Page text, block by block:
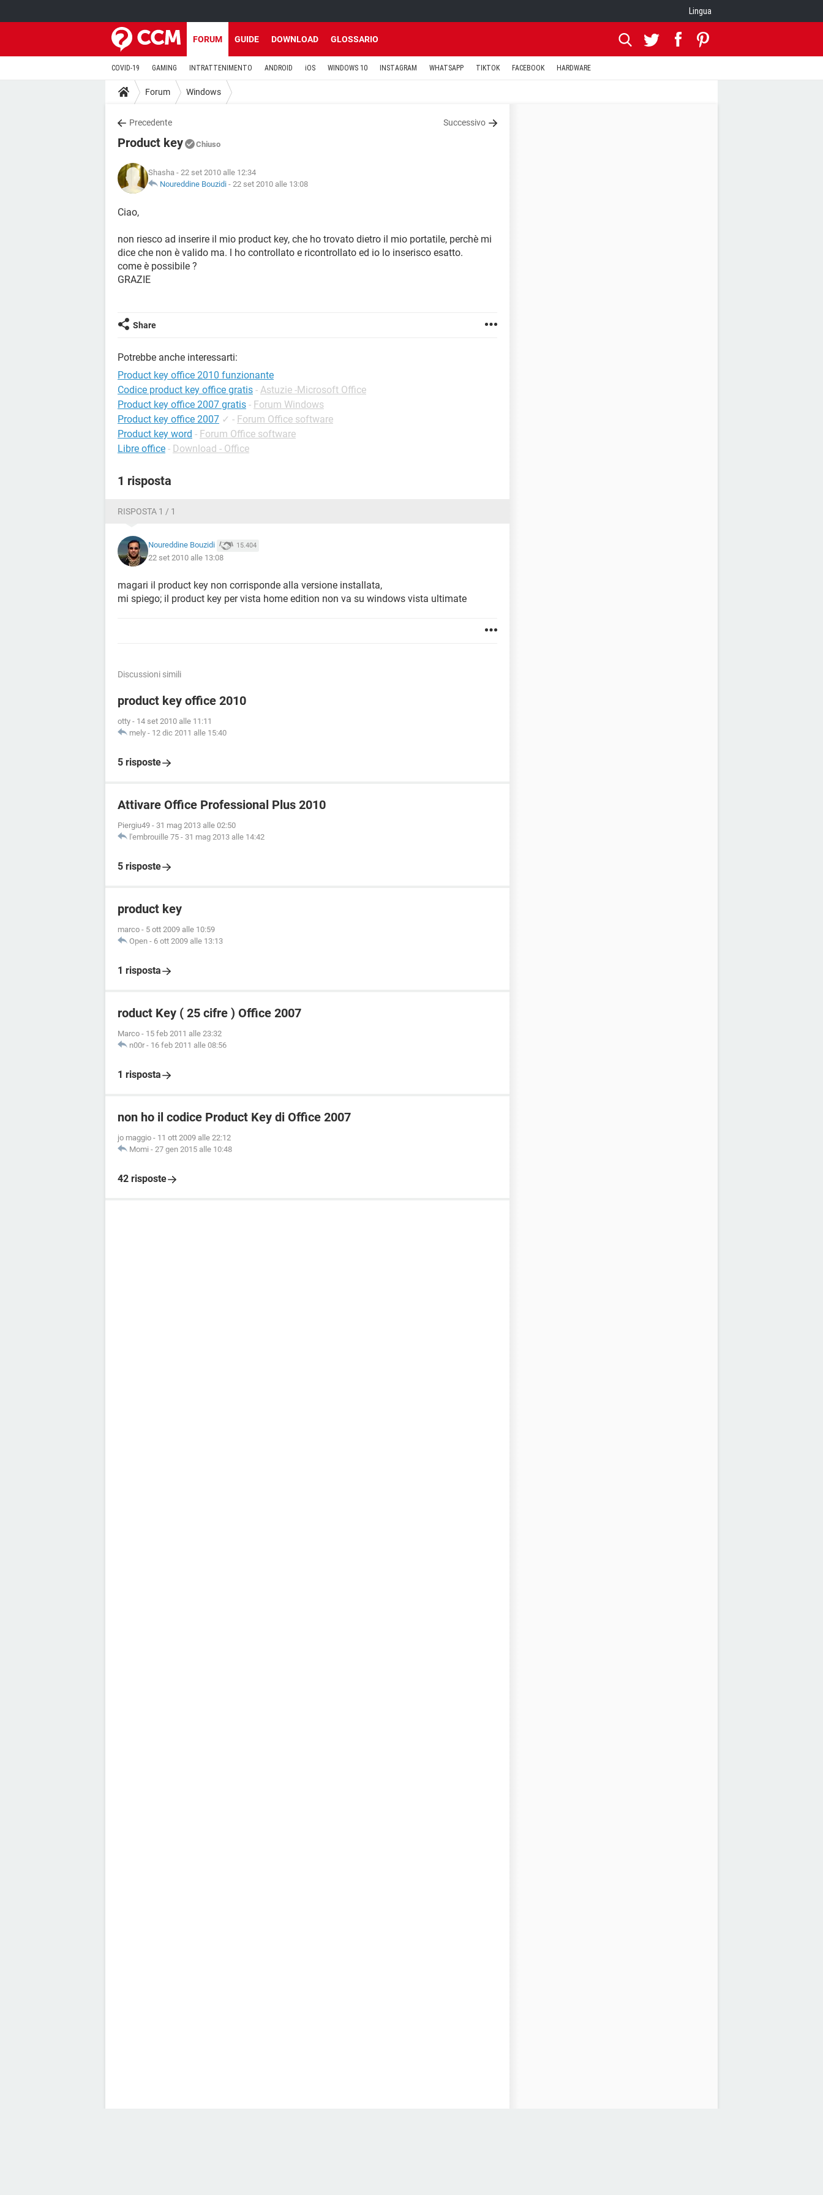
Lingua
FORUM GUIDE DOWNLOAD GLOSSARIO
COVID-19 GAMING INTRATTENIMENTO ANDROID iOS WINDOWS 10 INSTAGRAM WHATSAPP TIKTOK FACEBOOK HARDWARE
Forum Windows
Precedente Successivo
Product key Chiuso
Shasha - 22 set 2010 alle 12:34
Noureddine Bouzidi - 22 set 2010 alle 13:08
Ciao,
non riesco ad inserire il mio product key, che ho trovato dietro il mio portatile, perchè mi
dice che non è valido ma. l ho controllato e ricontrollato ed io lo inserisco esatto.
come è possibile ?
GRAZIE
Share
Potrebbe anche interessarti:
Product key office 2010 funzionante
Codice product key office gratis - Astuzie -Microsoft Office
Product key office 2007 gratis - Forum Windows
Product key office 2007 ✓ - Forum Office software
Product key word - Forum Office software
Libre office - Download - Office
1 risposta
RISPOSTA 1 / 1
Noureddine Bouzidi 15.404
22 set 2010 alle 13:08
magari il product key non corrisponde alla versione installata,
mi spiego; il product key per vista home edition non va su windows vista ultimate
Discussioni simili
product key office 2010
otty - 14 set 2010 alle 11:11
mely - 12 dic 2011 alle 15:40
5 risposte
Attivare Office Professional Plus 2010
Piergiu49 - 31 mag 2013 alle 02:50
l'embrouille 75 - 31 mag 2013 alle 14:42
5 risposte
product key
marco - 5 ott 2009 alle 10:59
Open - 6 ott 2009 alle 13:13
1 risposta
roduct Key ( 25 cifre ) Office 2007
Marco - 15 feb 2011 alle 23:32
n00r - 16 feb 2011 alle 08:56
1 risposta
non ho il codice Product Key di Office 2007
jo maggio - 11 ott 2009 alle 22:12
Momi - 27 gen 2015 alle 10:48
42 risposte